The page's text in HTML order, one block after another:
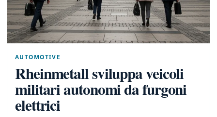
AUTOMOTIVE
Rheinmetall sviluppa veicoli
militari autonomi da furgoni
elettrici